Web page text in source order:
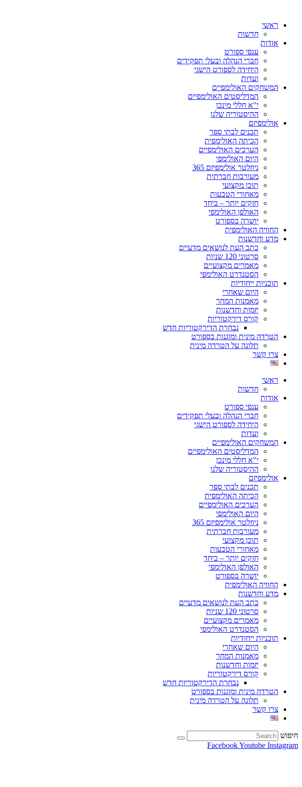
ראשי
חדשות
אודות
ענפי ספורט
חברי הנהלה ובעלי תפקידים
היחידה לספורט הישגי
ועדות
המשחקים האולימפיים
המדליסטים האולימפיים
י"א חללי מינכן
ההיסטוריה שלנו
אולימפיזם
תכנים לבתי ספר
הכיתה האולימפית
הערכים האולימפיים
היום האולימפי
ניוזלטר אולימפיזם 365
מעורבות חברתית
תוכן מקצועי
מאחורי הטבעות
חזקים יותר – ביחד
האולפן האולימפי
יושרה בספורט
החוויה האולימפית
מדע וחדשנות
כתב העת לנושאים מדעיים
סרטוני 120 שניות
מאמרים מקצועיים
הסטנדרט האולימפי
תוכניות ייחודיות
היום שאחרי
מאמנות המחר
יזמות וחדשנות
קורס דירקטוריות
נבחרת הדירקטוריות חדש
הטרדה מינית ומוגנות בספורט
תלונה על הטרדה מינית
צרו קשר
ראשי
חדשות
אודות
ענפי ספורט
חברי הנהלה ובעלי תפקידים
היחידה לספורט הישגי
ועדות
המשחקים האולימפיים
המדליסטים האולימפיים
י"א חללי מינכן
ההיסטוריה שלנו
אולימפיזם
תכנים לבתי ספר
הכיתה האולימפית
הערכים האולימפיים
היום האולימפי
ניוזלטר אולימפיזם 365
מעורבות חברתית
תוכן מקצועי
מאחורי הטבעות
חזקים יותר – ביחד
האולפן האולימפי
יושרה בספורט
החוויה האולימפית
מדע וחדשנות
כתב העת לנושאים מדעיים
סרטוני 120 שניות
מאמרים מקצועיים
הסטנדרט האולימפי
תוכניות ייחודיות
היום שאחרי
מאמנות המחר
יזמות וחדשנות
קורס דירקטוריות
נבחרת הדירקטוריות חדש
הטרדה מינית ומוגנות בספורט
תלונה על הטרדה מינית
צרו קשר
חיפוש
FacebookYoutube Instagram